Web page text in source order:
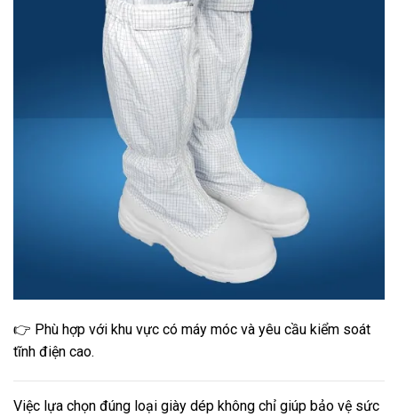
👉 Phù hợp với khu vực có máy móc và yêu cầu kiểm soát
tĩnh điện cao.
Việc lựa chọn đúng loại giày dép không chỉ giúp bảo vệ sức